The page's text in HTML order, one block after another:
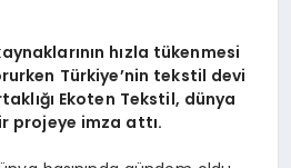
hızla tükenmesi
Türkiye’nin tekstil devi
Ekoten Tekstil, dünya
projeye imza attı.